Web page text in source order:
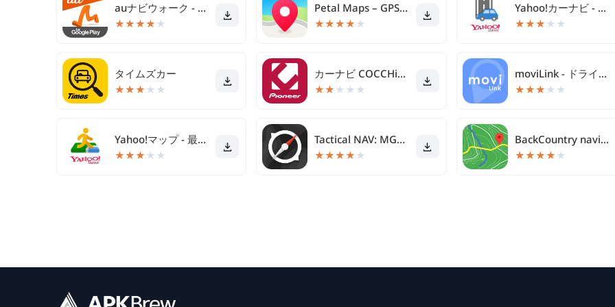
auナビウォーク - 乗換案内・バスと地図の総合移動アプリ
★★★★ ★
Petal Maps – GPS & navigation
★★★★ ★
Yahoo!カーナビ - ナビ、渋滞情報も地図も自動更新
★★★ ★ ★
タイムズカー
★★★ ★ ★
カーナビ COCCHi/Pioneerカーナビ・渋滞情報
★★ ★ ★ ★
moviLink - ドライブが快適になるカーナビアプリ
★★★ ★ ★
Yahoo!マップ - 最新地図、ナビや乗換も
★★★ ★ ★
Tactical NAV: MGRS Navigation
★★★★ ★
BackCountry navigateur GPS PRO
★★★★ ★